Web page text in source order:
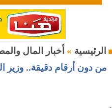
الرئيسية »
من دون أرقام دقيقة.. وزير